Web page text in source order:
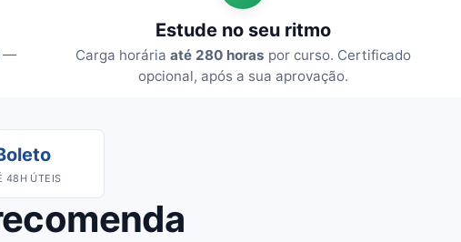
—
Estude no seu ritmo
Carga horária até 280 horas por curso. Certificado
opcional, após a sua aprovação.
48H ÚTEIS